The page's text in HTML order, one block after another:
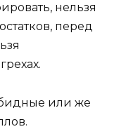
нельзя
перед
или же